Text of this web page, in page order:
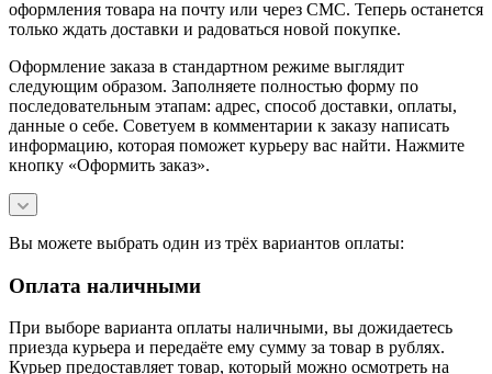
оформления товара на почту или через СМС. Теперь останется
только ждать доставки и радоваться новой покупке.
Оформление заказа в стандартном режиме выглядит
следующим образом. Заполняете полностью форму по
последовательным этапам: адрес, способ доставки, оплаты,
данные о себе. Советуем в комментарии к заказу написать
информацию, которая поможет курьеру вас найти. Нажмите
кнопку «Оформить заказ».
Вы можете выбрать один из трёх вариантов оплаты:
Оплата наличными
При выборе варианта оплаты наличными, вы дожидаетесь
приезда курьера и передаёте ему сумму за товар в рублях.
Курьер предоставляет товар, который можно осмотреть на